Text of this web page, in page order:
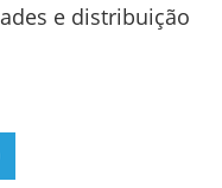
e distribuição